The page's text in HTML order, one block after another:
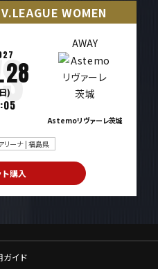
WOMEN
)
AWAY
Astemoリヴァーレ茨城
リーナ | 福島県
購入
ガイド